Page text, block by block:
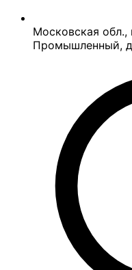
Московская обл.,
Промышленный,